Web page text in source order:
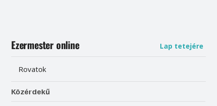
Ezermester online Lap tetejére
Rovatok
Közérdekű